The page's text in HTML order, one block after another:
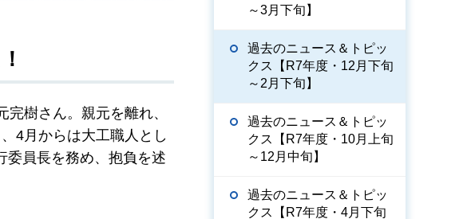
樹さん。親元を離れ、
4月からは大工職人とし
委員長を務め、抱負を述
～3月下旬】
過去のニュース＆トピッ
クス【R7年度・12月下旬
～2月下旬】
過去のニュース＆トピッ
クス【R7年度・10月上旬
～12月中旬】
過去のニュース＆トピッ
クス【R7年度・4月下旬